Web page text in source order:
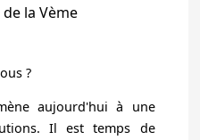
la Vème
?
aujourd'hui à une
Il est temps de